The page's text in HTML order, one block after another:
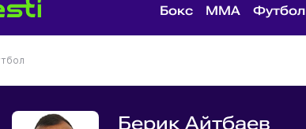
Бокс MMA Футбол
Берик Айтбаев